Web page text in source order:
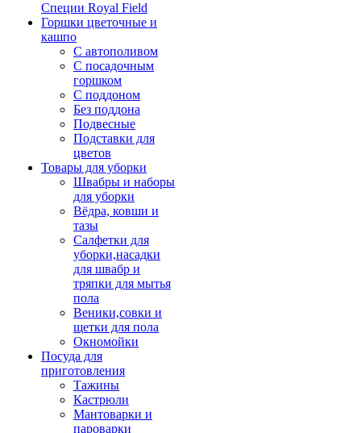
Специи Royal Field
Горшки цветочные и
кашпо
С автополивом
С посадочным
горшком
С поддоном
Без поддона
Подвесные
Подставки для
цветов
Товары для уборки
Швабры и наборы
для уборки
Вёдра, ковши и
тазы
Салфетки для
уборки,насадки
для швабр и
тряпки для мытья
пола
Веники,совки и
щетки для пола
Окномойки
Посуда для
приготовления
Тажины
Кастрюли
Мантоварки и
пароварки